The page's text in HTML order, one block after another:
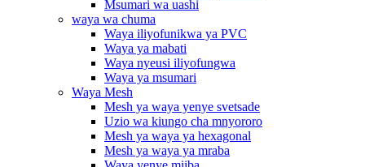
Msumari wa uashi
waya wa chuma
Waya iliyofunikwa ya PVC
Waya ya mabati
Waya nyeusi iliyofungwa
Waya ya msumari
Waya Mesh
Mesh ya waya yenye svetsade
Uzio wa kiungo cha mnyororo
Mesh ya waya ya hexagonal
Mesh ya waya ya mraba